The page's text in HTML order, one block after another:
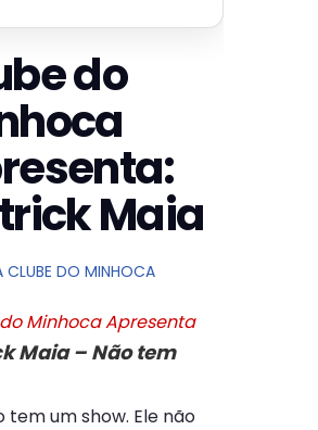
do
Maia
CLUBE DO MINHOCA
Minhoca Apresenta
Maia – Não tem
tem um show. Ele não